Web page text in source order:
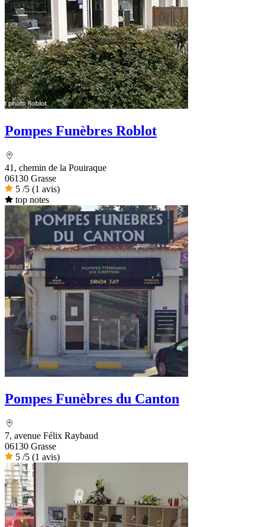
Pompes Funèbres Roblot
41, chemin de la Pouiraque
06130 Grasse
5 /5 (1 avis)
top notes
Pompes Funèbres du Canton
7, avenue Félix Raybaud
06130 Grasse
5 /5 (1 avis)